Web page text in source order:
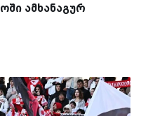
ამხანაგურ